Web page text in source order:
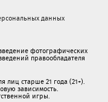
данных
фотографических
правообладателя
лиц старше 21 года (21+).
зависимость.
игры.